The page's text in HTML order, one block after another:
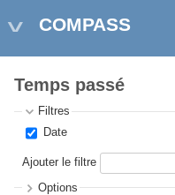
COMPASS
Temps passé
Filtres
Date
Ajouter le filtre
Options